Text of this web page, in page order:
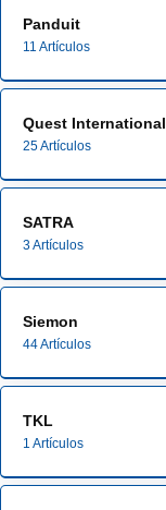
Panduit
11 Artículos
Quest International
25 Artículos
SATRA
3 Artículos
Siemon
44 Artículos
TKL
1 Artículos